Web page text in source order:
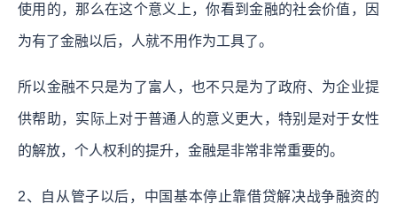
使用的，那么在这个意义上，你看到金融的社会价值，因
为有了金融以后，人就不用作为工具了。
所以金融不只是为了富人，也不只是为了政府、为企业提
供帮助，实际上对于普通人的意义更大，特别是对于女性
的解放，个人权利的提升，金融是非常非常重要的。
2、自从管子以后，中国基本停止靠借贷解决战争融资的